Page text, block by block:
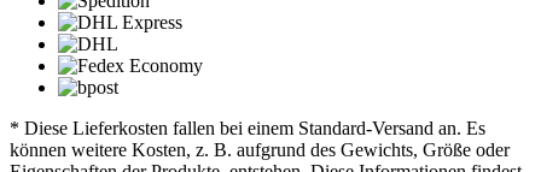
* Diese Lieferkosten fallen bei einem Standard-Versand an. Es
können weitere Kosten, z. B. aufgrund des Gewichts, Größe oder